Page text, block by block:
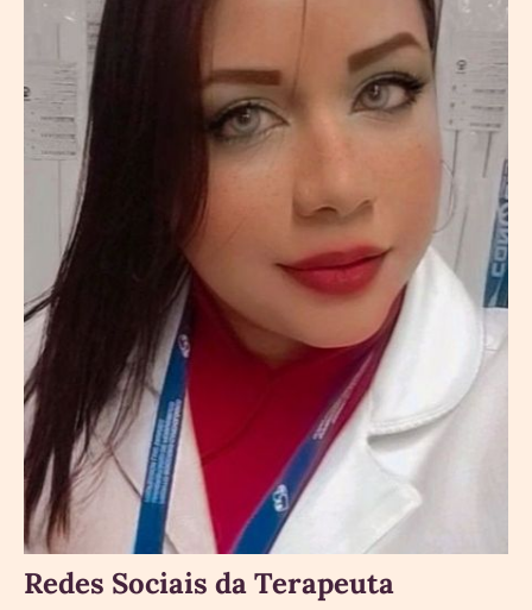
Redes Sociais da Terapeuta